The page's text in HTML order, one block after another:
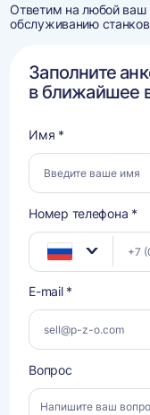
Ответим на любой ваш
обслуживанию
Заполните
в ближайшее
Имя *
Номер телефона *
E-mail *
Вопрос